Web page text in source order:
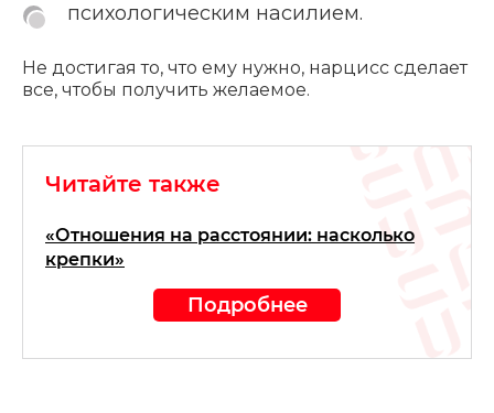
психологическим насилием.
Не достигая то, что ему нужно, нарцисс сделает
все, чтобы получить желаемое.
Читайте также
«Отношения на расстоянии: насколько
крепки»
Подробнее